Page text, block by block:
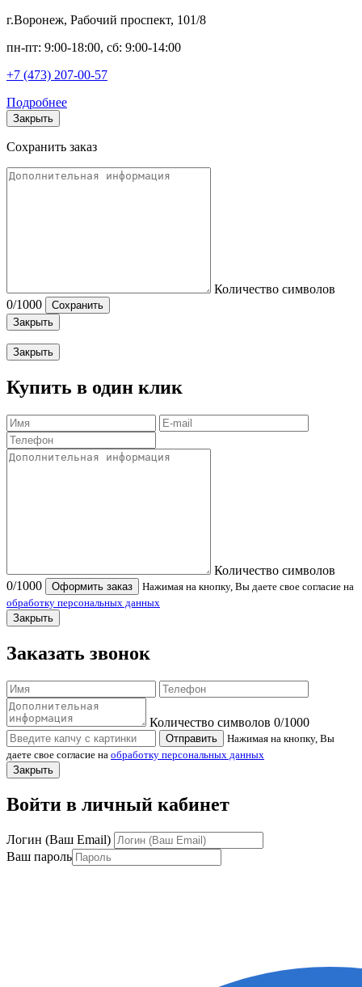
г.Воронеж, Рабочий проспект, 101/8
пн-пт: 9:00-18:00, сб: 9:00-14:00
+7 (473) 207-00-57
Подробнее
Закрыть
Сохранить заказ
Количество символов
0/1000
Сохранить
Закрыть
Закрыть
Купить в один клик
Количество символов
0/1000 Оформить заказ
Нажимая на кнопку, Вы даете свое согласие на
обработку персональных данных
Закрыть
Заказать звонок
Количество символов 0/1000
Отправить
Нажимая на кнопку, Вы
даете свое согласие на обработку персональных данных
Закрыть
Войти в личный кабинет
Логин (Ваш Email)
Ваш пароль